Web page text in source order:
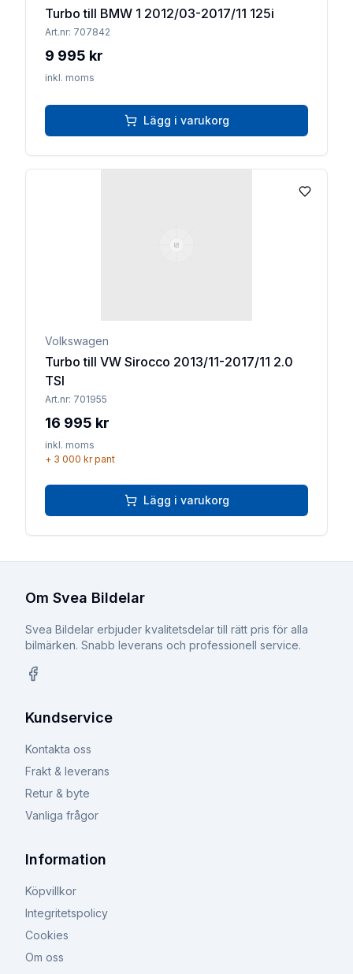
Turbo till BMW 1 2012/03-2017/11 125i
Art.nr: 707842
9 995 kr
inkl. moms
Lägg i varukorg
Lägg till
Volkswagen
Turbo till VW Sirocco 2013/11-2017/11 2.0
TSI
Art.nr: 701955
16 995 kr
inkl. moms
+ 3 000 krpant
Lägg i varukorg
Om Svea Bildelar
Svea Bildelar erbjuder kvalitetsdelar till rätt pris för alla
bilmärken. Snabb leverans och professionell service.
Kundservice
Kontakta oss
Frakt & leverans
Retur & byte
Vanliga frågor
Information
Köpvillkor
Integritetspolicy
Cookies
Om oss